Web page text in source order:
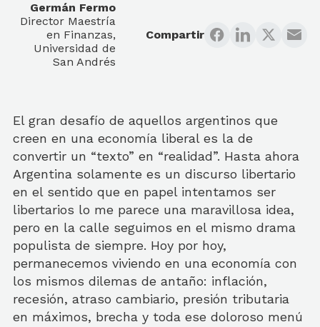
Germán Fermo
Director Maestría
en Finanzas,
Universidad de
San Andrés
Compartir
El gran desafío de aquellos argentinos que
creen en una economía liberal es la de
convertir un “texto” en “realidad”. Hasta ahora
Argentina solamente es un discurso libertario
en el sentido que en papel intentamos ser
libertarios lo me parece una maravillosa idea,
pero en la calle seguimos en el mismo drama
populista de siempre. Hoy por hoy,
permanecemos viviendo en una economía con
los mismos dilemas de antaño: inflación,
recesión, atraso cambiario, presión tributaria
en máximos, brecha y toda ese doloroso menú